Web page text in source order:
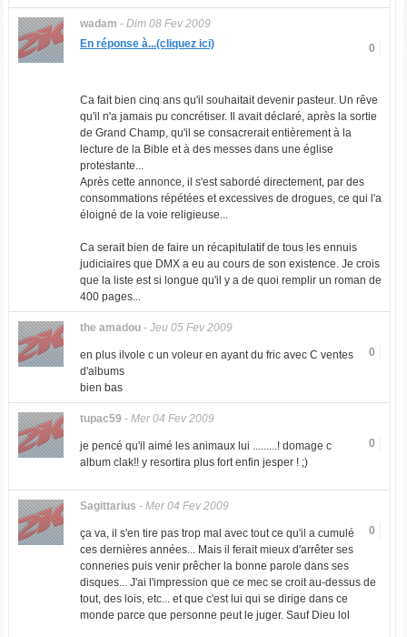
wadam - Dim 08 Fev 2009
0
En réponse à...(cliquez ici)
Ca fait bien cinq ans qu'il souhaitait devenir pasteur. Un rêve
qu'il n'a jamais pu concrétiser. Il avait déclaré, après la sortie
de Grand Champ, qu'il se consacrerait entièrement à la
lecture de la Bible et à des messes dans une église
protestante...
Après cette annonce, il s'est sabordé directement, par des
consommations répétées et excessives de drogues, ce qui l'a
éloigné de la voie religieuse...
Ca serait bien de faire un récapitulatif de tous les ennuis
judiciaires que DMX a eu au cours de son existence. Je crois
que la liste est si longue qu'il y a de quoi remplir un roman de
400 pages...
the amadou- Jeu 05 Fev 2009
0
en plus ilvole c un voleur en ayant du fric avec C ventes
d'albums
bien bas
tupac59 - Mer 04 Fev 2009
0
je pencé qu'il aimé les animaux lui .........! domage c
album clak!! y resortira plus fort enfin jesper ! ;)
Sagittarius - Mer 04 Fev 2009
0
ça va, il s'en tire pas trop mal avec tout ce qu'il a cumulé
ces dernières années... Mais il ferait mieux d'arrêter ses
conneries puis venir prêcher la bonne parole dans ses
disques... J'ai l'impression que ce mec se croit au-dessus de
tout, des lois, etc... et que c'est lui qui se dirige dans ce
monde parce que personne peut le juger. Sauf Dieu lol